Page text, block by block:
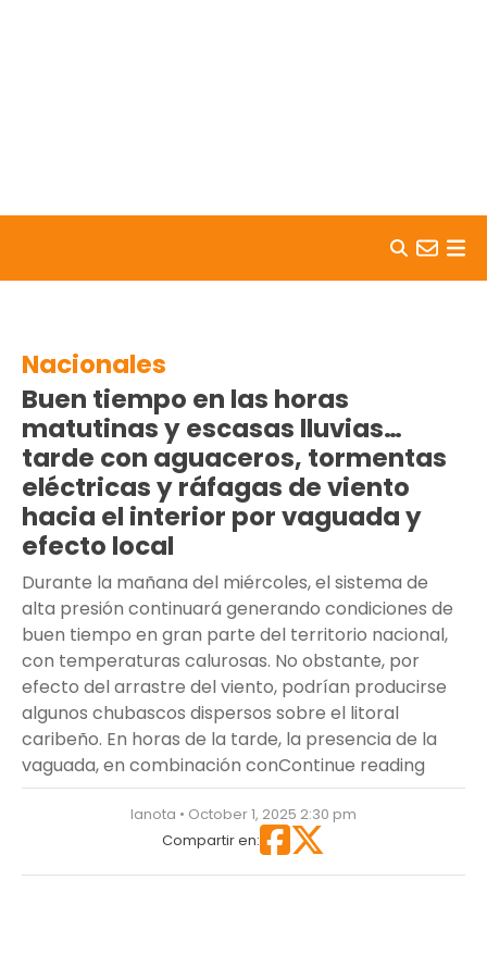
Nacionales
Buen tiempo en las horas
matutinas y escasas lluvias…
tarde con aguaceros, tormentas
eléctricas y ráfagas de viento
hacia el interior por vaguada y
efecto local
Durante la mañana del miércoles, el sistema de
alta presión continuará generando condiciones de
buen tiempo en gran parte del territorio nacional,
con temperaturas calurosas. No obstante, por
efecto del arrastre del viento, podrían producirse
algunos chubascos dispersos sobre el litoral
caribeño. En horas de la tarde, la presencia de la
vaguada, en combinación conContinue reading
lanota • October 1, 2025 2:30 pm
Compartir en: